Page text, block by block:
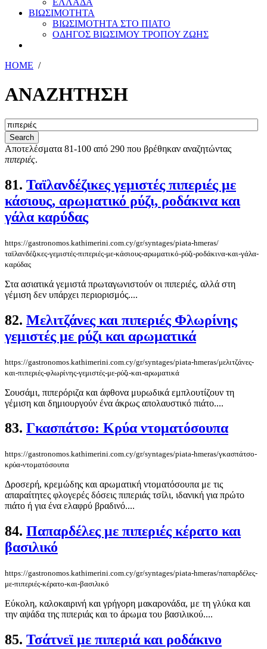
ΕΛΛΑΔΑ
ΒΙΩΣΙΜΟΤΗΤΑ
ΒΙΩΣΙΜΟΤΗΤΑ ΣΤΟ ΠΙΑΤΟ
ΟΔΗΓΟΣ ΒΙΩΣΙΜΟΥ ΤΡΟΠΟΥ ΖΩΗΣ
HOME /
ΑΝΑΖΗΤΗΣΗ
Αποτελέσματα 81-100 από 290 που βρέθηκαν αναζητώντας
πιπεριές.
81. Ταϊλανδέζικες γεμιστές πιπεριές με
κάσιους, αρωματικό ρύζι, ροδάκινα και
γάλα καρύδας
https://gastronomos.kathimerini.com.cy/gr/syntages/piata-hmeras/
ταϊλανδέζικες-γεμιστές-πιπεριές-με-κάσιους-αρωματικό-ρύζι-ροδάκινα-και-γάλα-
καρύδας
Στα ασιατικά γεμιστά πρωταγωνιστούν οι πιπεριές, αλλά στη
γέμιση δεν υπάρχει περιορισμός....
82. Μελιτζάνες και πιπεριές Φλωρίνης
γεμιστές με ρύζι και αρωματικά
https://gastronomos.kathimerini.com.cy/gr/syntages/piata-hmeras/μελιτζάνες-
και-πιπεριές-φλωρίνης-γεμιστές-με-ρύζι-και-αρωματικά
Σουσάμι, πιπερόριζα και άφθονα μυρωδικά εμπλουτίζουν τη
γέμιση και δημιουργούν ένα άκρως απολαυστικό πιάτο....
83. Γκασπάτσο: Κρύα ντοματόσουπα
https://gastronomos.kathimerini.com.cy/gr/syntages/piata-hmeras/γκασπάτσο-
κρύα-ντοματόσουπα
Δροσερή, κρεμώδης και αρωματική ντοματόσουπα με τις
απαραίτητες φλογερές δόσεις πιπεριάς τσίλι, ιδανική για πρώτο
πιάτο ή για ένα ελαφρύ βραδινό....
84. Παπαρδέλες με πιπεριές κέρατο και
βασιλικό
https://gastronomos.kathimerini.com.cy/gr/syntages/piata-hmeras/παπαρδέλες-
με-πιπεριές-κέρατο-και-βασιλικό
Εύκολη, καλοκαιρινή και γρήγορη μακαρονάδα, με τη γλύκα και
την αψάδα της πιπεριάς και το άρωμα του βασιλικού....
85. Τσάτνεϊ με πιπεριά και ροδάκινο